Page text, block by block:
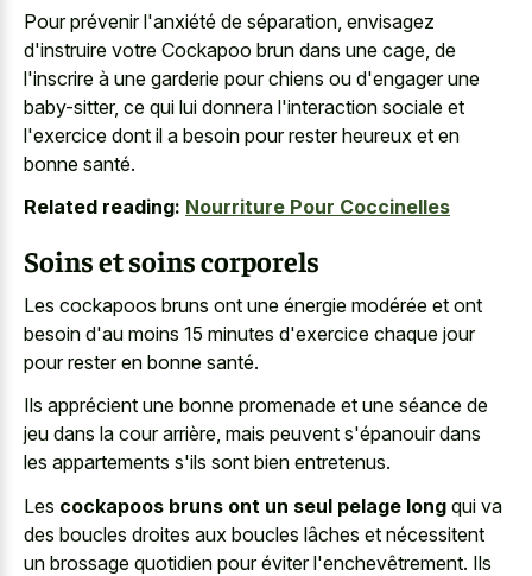
Pour prévenir l'anxiété de séparation, envisagez
d'instruire votre Cockapoo brun dans une cage, de
l'inscrire à une garderie pour chiens ou d'engager une
baby-sitter, ce qui lui donnera l'interaction sociale et
l'exercice dont il a besoin pour rester heureux et en
bonne santé.
Related reading: Nourriture Pour Coccinelles
Soins et soins corporels
Les cockapoos bruns ont une énergie modérée et ont
besoin d'au moins 15 minutes d'exercice chaque jour
pour rester en bonne santé.
Ils apprécient une bonne promenade et une séance de
jeu dans la cour arrière, mais peuvent s'épanouir dans
les appartements s'ils sont bien entretenus.
Les cockapoos bruns ont un seul pelage long qui va
des boucles droites aux boucles lâches et nécessitent
un brossage quotidien pour éviter l'enchevêtrement. Ils